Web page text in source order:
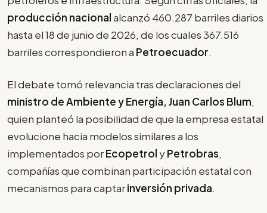
producción nacionalalcanzó 460.287 barriles diarios
hasta el 18 de junio de 2026, de los cuales 367.516
barriles correspondieron a Petroecuador.
El debate tomó relevancia tras declaraciones del
ministro de Ambiente y Energía, Juan Carlos Blum,
quien planteó la posibilidad de que la empresa estatal
evolucione hacia modelos similares a los
implementados porEcopetrol yPetrobras,
compañías que combinan participación estatal con
mecanismos para captarinversión privada.